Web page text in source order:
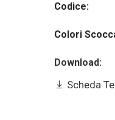
Codice:
Colori
Download:
Scheda